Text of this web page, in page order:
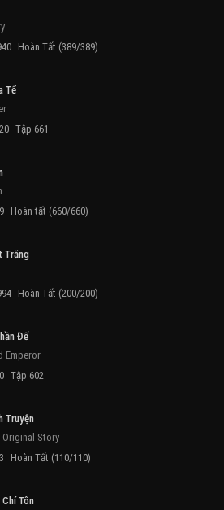
Hoàn Tất (389/389)
Tể
Tập 661
Hoàn tất (660/660)
Trăng
Hoàn Tất (200/200)
Đế
Emperor
Tập 602
Truyện
Story
Hoàn Tất (110/110)
Tôn